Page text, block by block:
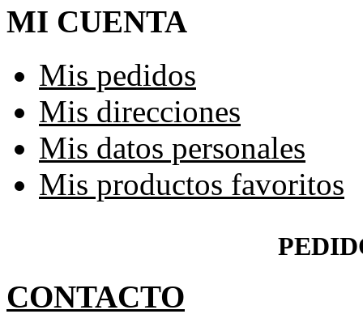
MI CUENTA
Mis pedidos
Mis direcciones
Mis datos personales
Mis productos favoritos
CONTACTO